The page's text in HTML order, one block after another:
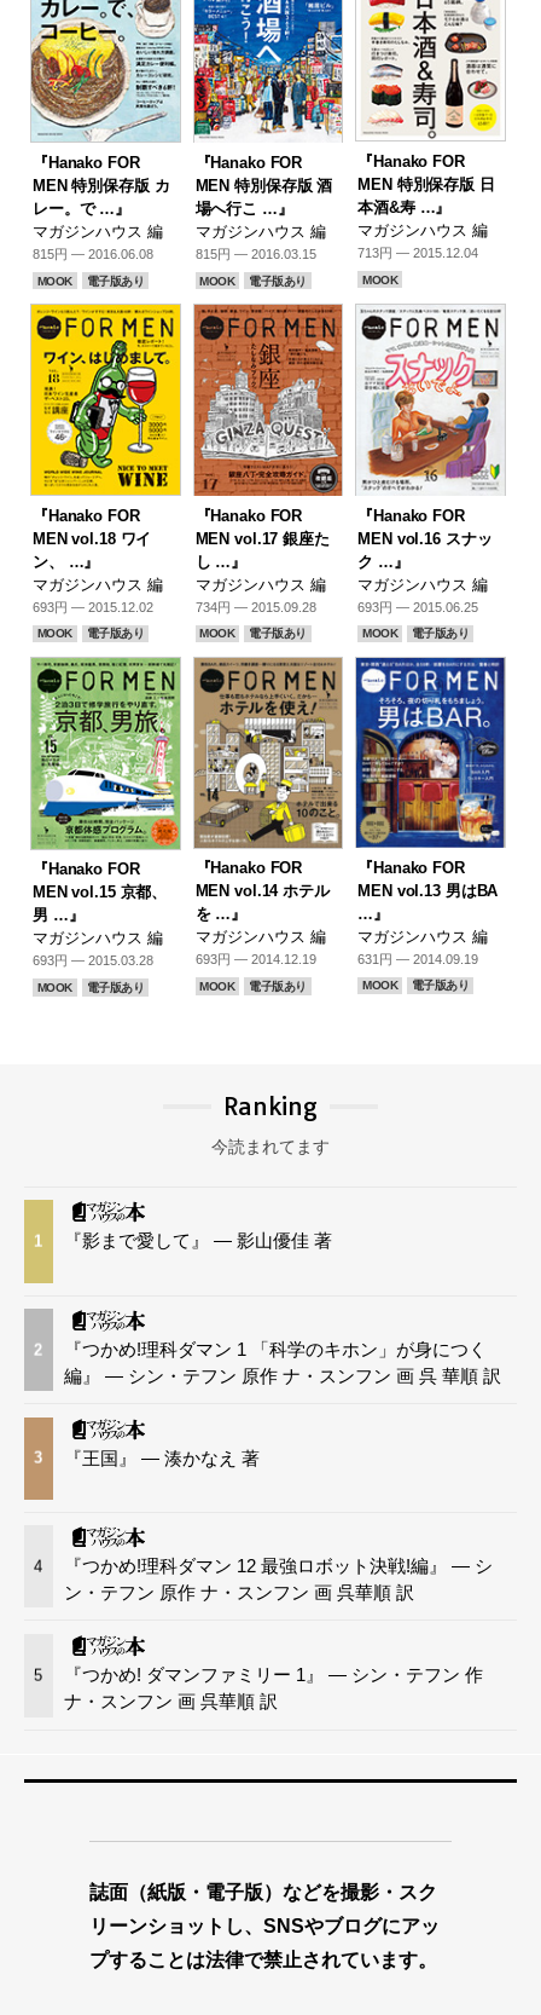
『Hanako FOR
MEN 特別保存版 カ
レー。で …』
マガジンハウス 編
815円 — 2016.06.08
MOOK 電子版あり
『Hanako FOR
MEN 特別保存版 酒
場へ行こ …』
マガジンハウス 編
815円 — 2016.03.15
MOOK 電子版あり
『Hanako FOR
MEN 特別保存版 日
本酒&寿 …』
マガジンハウス 編
713円 — 2015.12.04
MOOK
『Hanako FOR
MEN vol.18 ワイ
ン、 …』
マガジンハウス 編
693円 — 2015.12.02
MOOK 電子版あり
『Hanako FOR
MEN vol.17 銀座た
し …』
マガジンハウス 編
734円 — 2015.09.28
MOOK 電子版あり
『Hanako FOR
MEN vol.16 スナッ
ク …』
マガジンハウス 編
693円 — 2015.06.25
MOOK 電子版あり
『Hanako FOR
MEN vol.15 京都、
男 …』
マガジンハウス 編
693円 — 2015.03.28
MOOK 電子版あり
『Hanako FOR
MEN vol.14 ホテル
を …』
マガジンハウス 編
693円 — 2014.12.19
MOOK 電子版あり
『Hanako FOR
MEN vol.13 男はBA
…』
マガジンハウス 編
631円 — 2014.09.19
MOOK 電子版あり
Ranking
今読まれてます
1 『影まで愛して』 — 影山優佳 著
2
『つかめ!理科ダマン 1 「科学のキホン」が身につく
編』 — シン・テフン 原作 ナ・スンフン 画 呉 華順 訳
3 『王国』 — 湊かなえ 著
4
『つかめ!理科ダマン 12 最強ロボット決戦!編』 — シ
ン・テフン 原作 ナ・スンフン 画 呉華順 訳
5
『つかめ! ダマンファミリー 1』 — シン・テフン 作
ナ・スンフン 画 呉華順 訳
誌面（紙版・電子版）などを撮影・スク
リーンショットし、SNSやブログにアッ
プすることは法律で禁止されています。